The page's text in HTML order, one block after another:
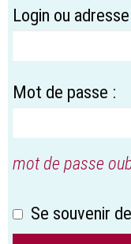
Login ou
Mot de passe :
mot de passe
Se souvenir